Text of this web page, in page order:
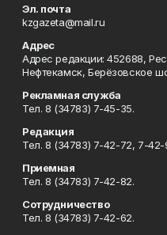
Эл. почта
kzgazeta@mail.ru
Адрес
Адрес редакции: 452688,
Нефтекамск, Берёзовское
Рекламная служба
Тел. 8 (34783) 7-45-35.
Редакция
Тел. 8 (34783) 7-42-72, 7-42-
Приемная
Тел. 8 (34783) 7-42-82.
Сотрудничество
Тел. 8 (34783) 7-42-62.